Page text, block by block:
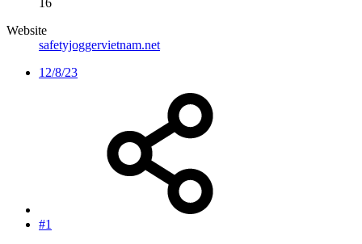
16
Website
safetyjoggervietnam.net
12/8/23
#1